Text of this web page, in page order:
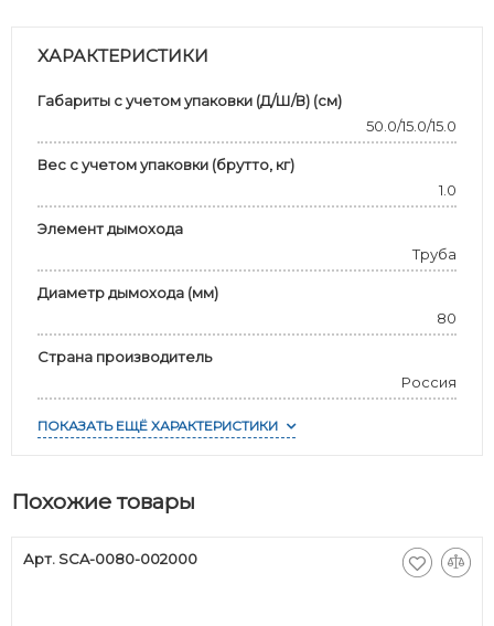
ХАРАКТЕРИСТИКИ
Габариты с учетом упаковки (Д/Ш/В) (см)
50.0/15.0/15.0
Вес с учетом упаковки (брутто, кг)
1.0
Элемент дымохода
Труба
Диаметр дымохода (мм)
80
Страна производитель
Россия
ПОКАЗАТЬ ЕЩЁ ХАРАКТЕРИСТИКИ
Похожие товары
Арт. SCA-0080-002000